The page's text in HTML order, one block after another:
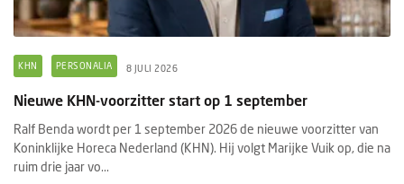
KHN PERSONALIA 8 JULI 2026
Nieuwe KHN-voorzitter start op 1 september
Ralf Benda wordt per 1 september 2026 de nieuwe voorzitter van
Koninklijke Horeca Nederland (KHN). Hij volgt Marijke Vuik op, die na
ruim drie jaar vo...